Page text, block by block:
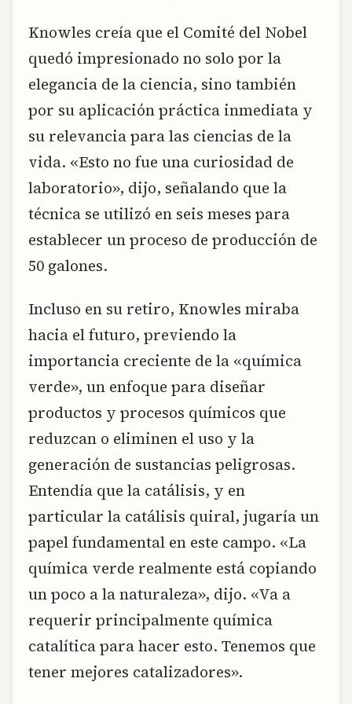
Knowles creía que el Comité del Nobel
quedó impresionado no solo por la
elegancia de la ciencia, sino también
por su aplicación práctica inmediata y
su relevancia para las ciencias de la
vida. «Esto no fue una curiosidad de
laboratorio», dijo, señalando que la
técnica se utilizó en seis meses para
establecer un proceso de producción de
50 galones.
Incluso en su retiro, Knowles miraba
hacia el futuro, previendo la
importancia creciente de la «química
verde», un enfoque para diseñar
productos y procesos químicos que
reduzcan o eliminen el uso y la
generación de sustancias peligrosas.
Entendía que la catálisis, y en
particular la catálisis quiral, jugaría un
papel fundamental en este campo. «La
química verde realmente está copiando
un poco a la naturaleza», dijo. «Va a
requerir principalmente química
catalítica para hacer esto. Tenemos que
tener mejores catalizadores».